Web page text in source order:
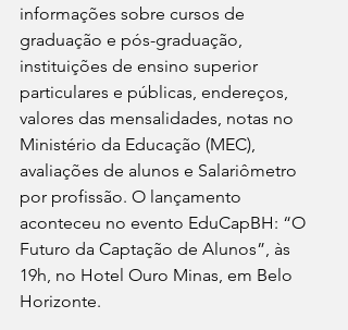
informações sobre cursos de
graduação e pós-graduação,
instituições de ensino superior
particulares e públicas, endereços,
valores das mensalidades, notas no
Ministério da Educação (MEC),
avaliações de alunos e Salariômetro
por profissão. O lançamento
aconteceu no evento EduCapBH: “O
Futuro da Captação de Alunos”, às
19h, no Hotel Ouro Minas, em Belo
Horizonte.